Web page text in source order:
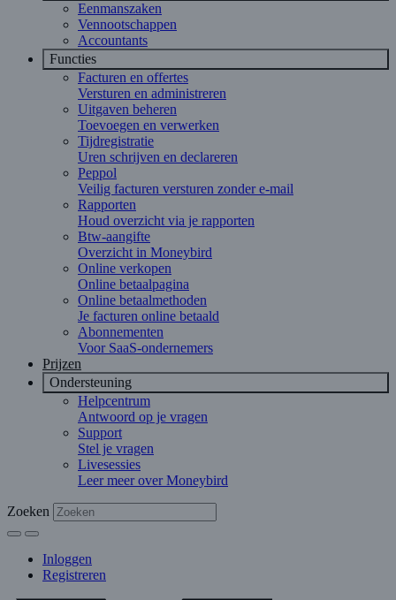
Eenmanszaken
Vennootschappen
Accountants
Functies
Facturen en offertes
Versturen en administreren
Uitgaven beheren
Toevoegen en verwerken
Tijdregistratie
Uren schrijven en declareren
Peppol
Veilig facturen versturen zonder e-mail
Rapporten
Houd overzicht via je rapporten
Btw-aangifte
Overzicht in Moneybird
Online verkopen
Online betaalpagina
Online betaalmethoden
Je facturen online betaald
Abonnementen
Voor SaaS-ondernemers
Prijzen
Ondersteuning
Helpcentrum
Antwoord op je vragen
Support
Stel je vragen
Livesessies
Leer meer over Moneybird
Zoeken
Inloggen
Registreren